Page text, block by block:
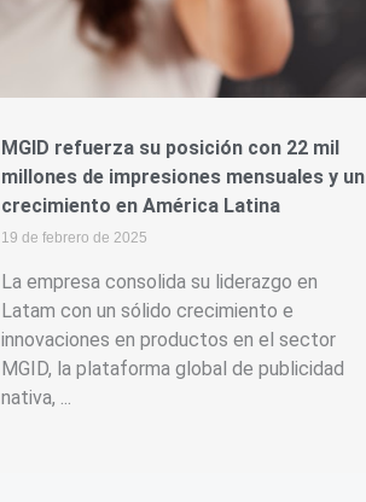
MGID refuerza su posición con 22 mil
millones de impresiones mensuales y un
crecimiento en América Latina
19 de febrero de 2025
La empresa consolida su liderazgo en
Latam con un sólido crecimiento e
innovaciones en productos en el sector
MGID, la plataforma global de publicidad
nativa, ...